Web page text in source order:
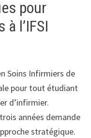
pour
l’IFSI
Soins Infirmiers de
pour tout étudiant
d’infirmier.
années demande
stratégique.